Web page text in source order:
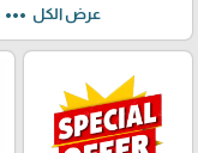
عرض الكل more_horiz